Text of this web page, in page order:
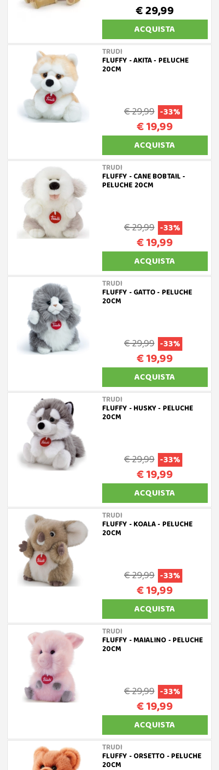
€ 29,99
ACQUISTA
TRUDI
FLUFFY - AKITA - PELUCHE
20CM
€ 29,99 -33%
€ 19,99
ACQUISTA
TRUDI
FLUFFY - CANE BOBTAIL -
PELUCHE 20CM
€ 29,99 -33%
€ 19,99
ACQUISTA
TRUDI
FLUFFY - GATTO - PELUCHE
20CM
€ 29,99 -33%
€ 19,99
ACQUISTA
TRUDI
FLUFFY - HUSKY - PELUCHE
20CM
€ 29,99 -33%
€ 19,99
ACQUISTA
TRUDI
FLUFFY - KOALA - PELUCHE
20CM
€ 29,99 -33%
€ 19,99
ACQUISTA
TRUDI
FLUFFY - MAIALINO - PELUCHE
20CM
€ 29,99 -33%
€ 19,99
ACQUISTA
TRUDI
FLUFFY - ORSETTO - PELUCHE
20CM